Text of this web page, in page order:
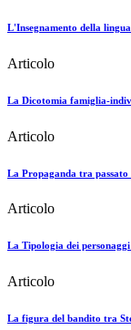
L'Insegnamento della
Articolo
La Dicotomia famiglia-
Articolo
La Propaganda tra passato
Articolo
La Tipologia dei
Articolo
La figura del bandito tra